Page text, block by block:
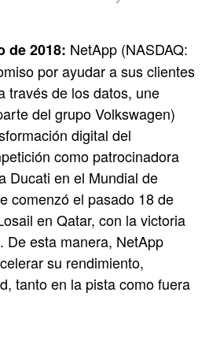
de 2018: NetApp (NASDAQ:
por ayudar a sus clientes
través de los datos, une
del grupo Volkswagen)
digital del
como patrocinadora
Ducati en el Mundial de
comenzó el pasado 18 de
en Qatar, con la victoria
De esta manera, NetApp
su rendimiento,
tanto en la pista como fuera